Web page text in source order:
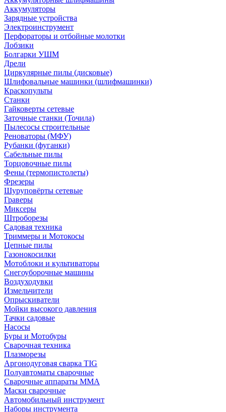
Аккумуляторы
Зарядные устройства
Электроинструмент
Перфораторы и отбойные молотки
Лобзики
Болгарки УШМ
Дрели
Циркулярные пилы (дисковые)
Шлифовальные машинки (шлифмашинки)
Краскопульты
Станки
Гайковерты сетевые
Заточные станки (Точила)
Пылесосы строительные
Реноваторы (МФУ)
Рубанки (фуганки)
Сабельные пилы
Торцовочные пилы
Фены (термопистолеты)
Фрезеры
Шуруповёрты сетевые
Граверы
Миксеры
Штроборезы
Садовая техника
Триммеры и Мотокосы
Цепные пилы
Газонокосилки
Мотоблоки и культиваторы
Снегоуборочные машины
Воздуходувки
Измельчители
Опрыскиватели
Мойки высокого давления
Тачки садовые
Насосы
Буры и Мотобуры
Сварочная техника
Плазморезы
Аргонодуговая сварка TIG
Полуавтоматы сварочные
Сварочные аппараты ММА
Маски сварочные
Автомобильный инструмент
Наборы инструмента